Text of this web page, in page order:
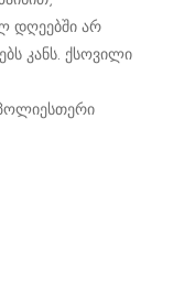
დღეებში არ
კანს. ქსოვილი